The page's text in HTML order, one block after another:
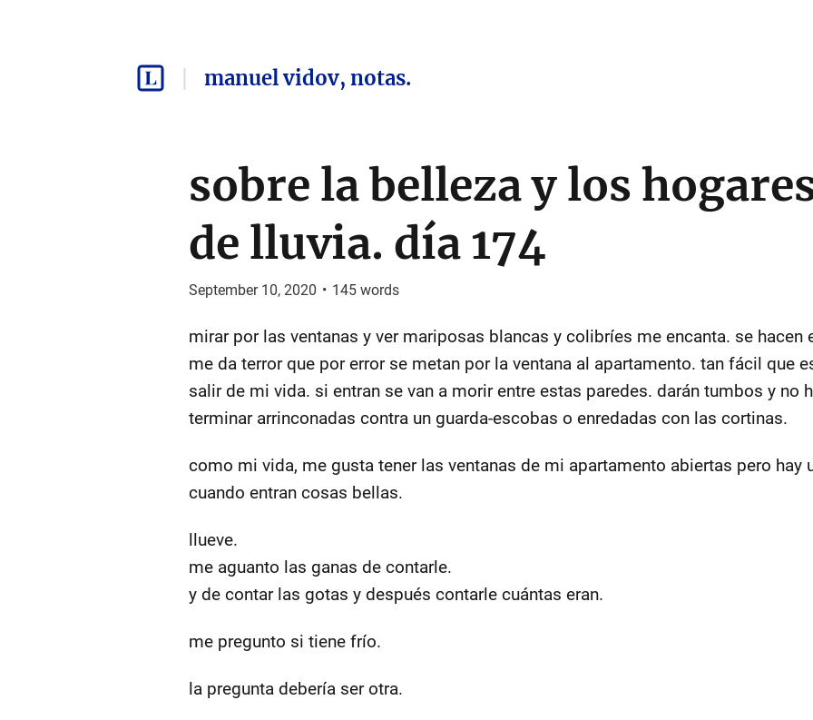
manuel vidov, notas.
sobre la belleza y los
de lluvia. día 174
September 10, 2020 • 145words
mirar por las ventanas y ver mariposas blancas y colibríes me encanta. se hacen
me da terror que por error se metan por la ventana al apartamento. tan fácil que
salir de mi vida. si entran se van a morir entre estas paredes. darán tumbos y no
terminar arrinconadas contra un guarda-escobas o enredadas con las cortinas.
como mi vida, me gusta tener las ventanas de mi apartamento abiertas pero hay
cuando entran cosas bellas.
llueve.
me aguanto las ganas de contarle.
y de contar las gotas y después contarle cuántas eran.
me pregunto si tiene frío.
la pregunta debería ser otra.